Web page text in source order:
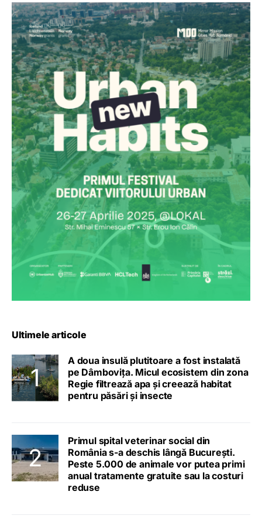
Ultimele articole
A doua insulă plutitoare a fost instalată
pe Dâmbovița. Micul ecosistem din zona
Regie filtrează apa și creează habitat
pentru păsări și insecte
Primul spital veterinar social din
România s-a deschis lângă București.
Peste 5.000 de animale vor putea primi
anual tratamente gratuite sau la costuri
reduse